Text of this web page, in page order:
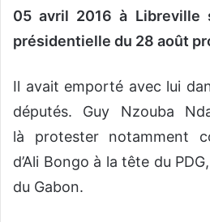
05 avril 2016 à Libreville
présidentielle du 28 août
Il avait emporté avec lui
députés. Guy Nzouba
là protester notamment
d’Ali Bongo à la tête du
du Gabon.